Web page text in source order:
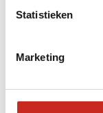
Statistieken
Marketing